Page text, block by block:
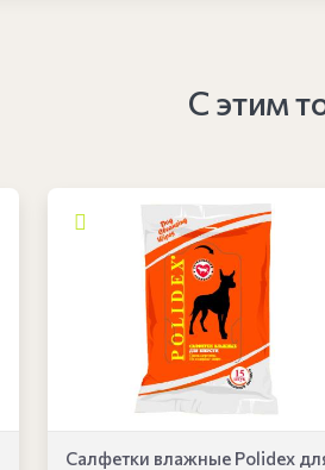
С этим
Салфетки влажные Polidex